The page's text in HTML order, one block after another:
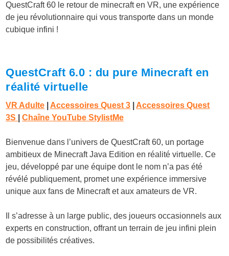
QuestCraft 60 le retour de minecraft en VR, une expérience
de jeu révolutionnaire qui vous transporte dans un monde
cubique infini !
QuestCraft 6.0 : du pure Minecraft en
réalité virtuelle
VR Adulte Accessoires Quest 3
Accessoires Quest
3S
|Chaîne YouTube StylistMe
Bienvenue dans l’univers de QuestCraft 60, un portage
ambitieux de Minecraft Java Edition en réalité virtuelle. Ce
jeu, développé par une équipe dont le nom n’a pas été
révélé publiquement, promet une expérience immersive
unique aux fans de Minecraft et aux amateurs de VR.
Il s’adresse à un large public, des joueurs occasionnels aux
experts en construction, offrant un terrain de jeu infini plein
de possibilités créatives.